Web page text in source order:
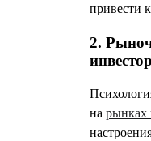
привести
2.
на рынках